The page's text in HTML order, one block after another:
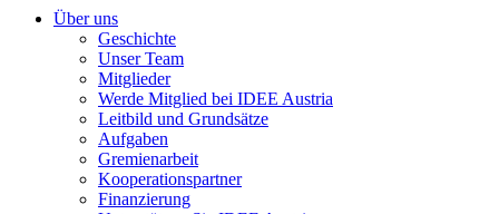
Über uns
Geschichte
Unser Team
Mitglieder
Werde Mitglied bei IDEE Austria
Leitbild und Grundsätze
Aufgaben
Gremienarbeit
Kooperationspartner
Finanzierung